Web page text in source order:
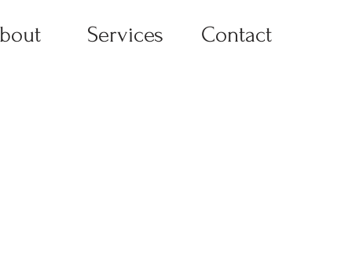
Services Contact